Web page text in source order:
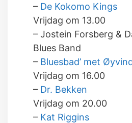
– De Kokomo Kings
Vrijdag om 13.00
– Jostein Forsberg &
Blues Band
– Bluesbad’ met
Vrijdag om 16.00
– Dr. Bekken
Vrijdag om 20.00
– Kat Riggins